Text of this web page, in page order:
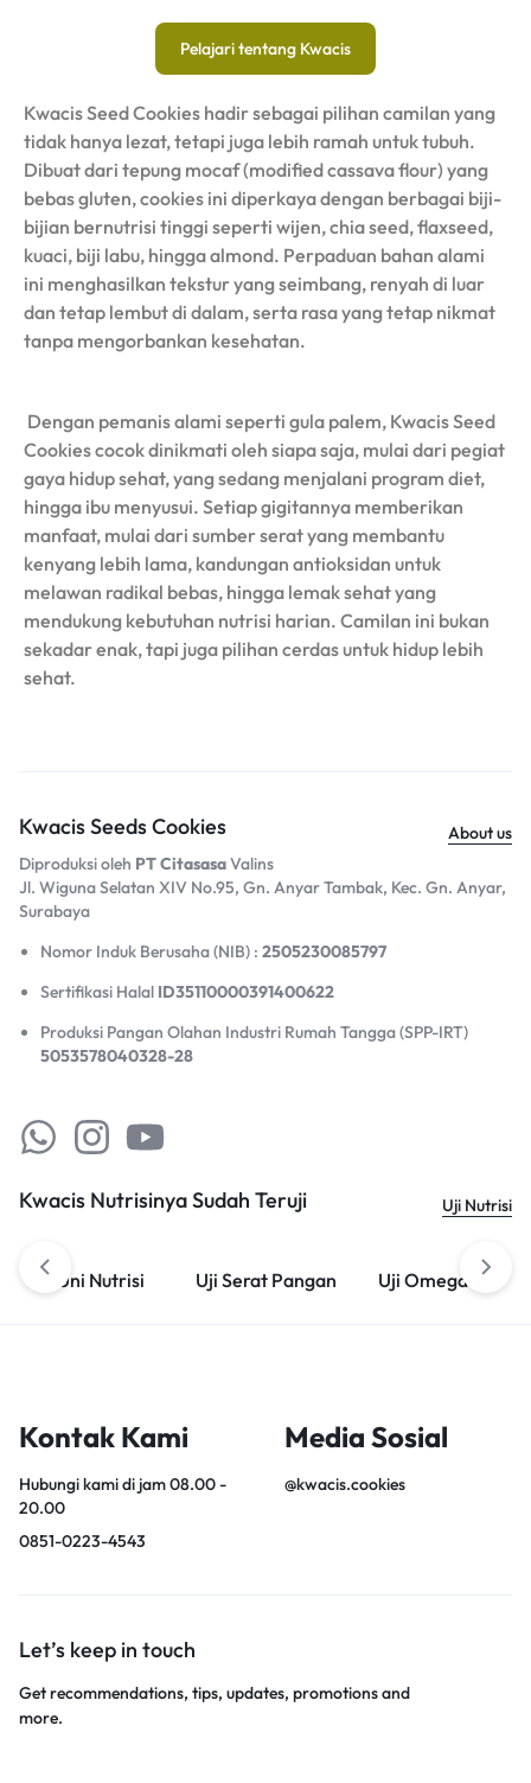
Pelajari tentang Kwacis
Kwacis Seed Cookies hadir sebagai pilihan camilan yang
tidak hanya lezat, tetapi juga lebih ramah untuk tubuh.
Dibuat dari tepung mocaf (modified cassava flour) yang
bebas gluten, cookies ini diperkaya dengan berbagai biji-
bijian bernutrisi tinggi seperti wijen, chia seed, flaxseed,
kuaci, biji labu, hingga almond. Perpaduan bahan alami
ini menghasilkan tekstur yang seimbang, renyah di luar
dan tetap lembut di dalam, serta rasa yang tetap nikmat
tanpa mengorbankan kesehatan.
Dengan pemanis alami seperti gula palem, Kwacis Seed
Cookies cocok dinikmati oleh siapa saja, mulai dari pegiat
gaya hidup sehat, yang sedang menjalani program diet,
hingga ibu menyusui. Setiap gigitannya memberikan
manfaat, mulai dari sumber serat yang membantu
kenyang lebih lama, kandungan antioksidan untuk
melawan radikal bebas, hingga lemak sehat yang
mendukung kebutuhan nutrisi harian. Camilan ini bukan
sekadar enak, tapi juga pilihan cerdas untuk hidup lebih
sehat.
Kwacis Seeds Cookies
About us
Diproduksi oleh PT CitasasaValins
Jl. Wiguna Selatan XIV No.95, Gn. Anyar Tambak, Kec. Gn. Anyar,
Surabaya​
Nomor Induk Berusaha (NIB) :2505230085797
Sertifikasi Halal ID35110000391400622
Produksi Pangan Olahan Industri Rumah Tangga (SPP-IRT)
5053578040328-28
Kwacis Nutrisinya Sudah Teruji Uji Nutrisi
Uni Nutrisi Uji Serat Pangan Uji Omega 3
Kontak Kami
Hubungi kami di jam 08.00 -
20.00
0851-0223-4543
Media Sosial
@kwacis.cookies
Let’s keep in touch
Get recommendations, tips, updates, promotions and
more.